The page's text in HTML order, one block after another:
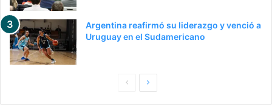
Argentina reafirmó su liderazgo y venció a
Uruguay en el Sudamericano
PaginaSiguiente